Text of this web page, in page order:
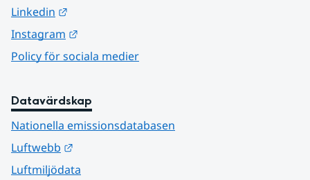
Linkedin
Instagram
Policy för sociala medier
Datavärdskap
Nationella emissionsdatabasen
Luftwebb
Luftmiljödata